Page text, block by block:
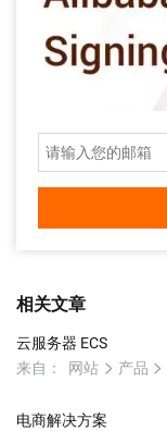
相关文章
云服务器 ECS
来自：
网站 产品
电商解决方案